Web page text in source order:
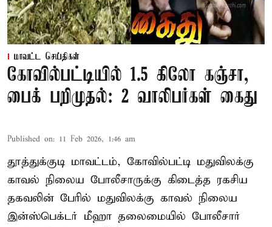
மாவட்ட செய்திகள்
கோவில்பட்டியில் 1.5 கிலோ கஞ்சா,
பைக் பறிமுதல்: 2 வாலிபர்கள் கைது
Published on: 11 Feb 2026, 1:46 am
தூத்துக்குடி மாவட்டம், கோவில்பட்டி மதுவிலக்கு
காவல் நிலைய போலீசாருக்கு கிடைத்த ரகசிய
தகவலின் பேரில் மதுவிலக்கு காவல் நிலைய
இன்ஸ்பெக்டர் மீஹா தலைமையில் போலீசார்